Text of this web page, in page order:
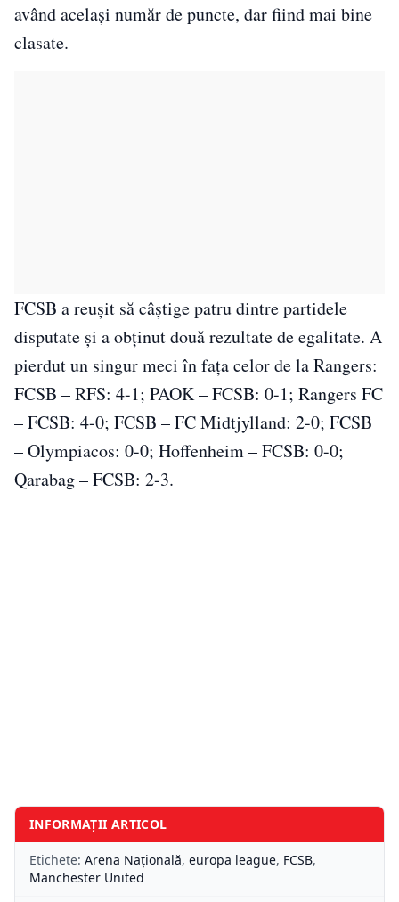
având același număr de puncte, dar fiind mai bine
clasate.
FCSB a reușit să câștige patru dintre partidele
disputate și a obținut două rezultate de egalitate. A
pierdut un singur meci în fața celor de la Rangers:
FCSB – RFS: 4-1; PAOK – FCSB: 0-1; Rangers FC
– FCSB: 4-0; FCSB – FC Midtjylland: 2-0; FCSB
– Olympiacos: 0-0; Hoffenheim – FCSB: 0-0;
Qarabag – FCSB: 2-3.
INFORMAȚII ARTICOL
Etichete: Arena Națională, europa league, FCSB,
Manchester United